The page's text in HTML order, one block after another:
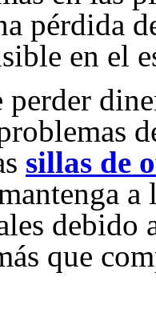
pérdida
en el
sillas de
debido
que